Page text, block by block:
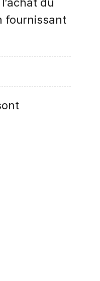
fournissant